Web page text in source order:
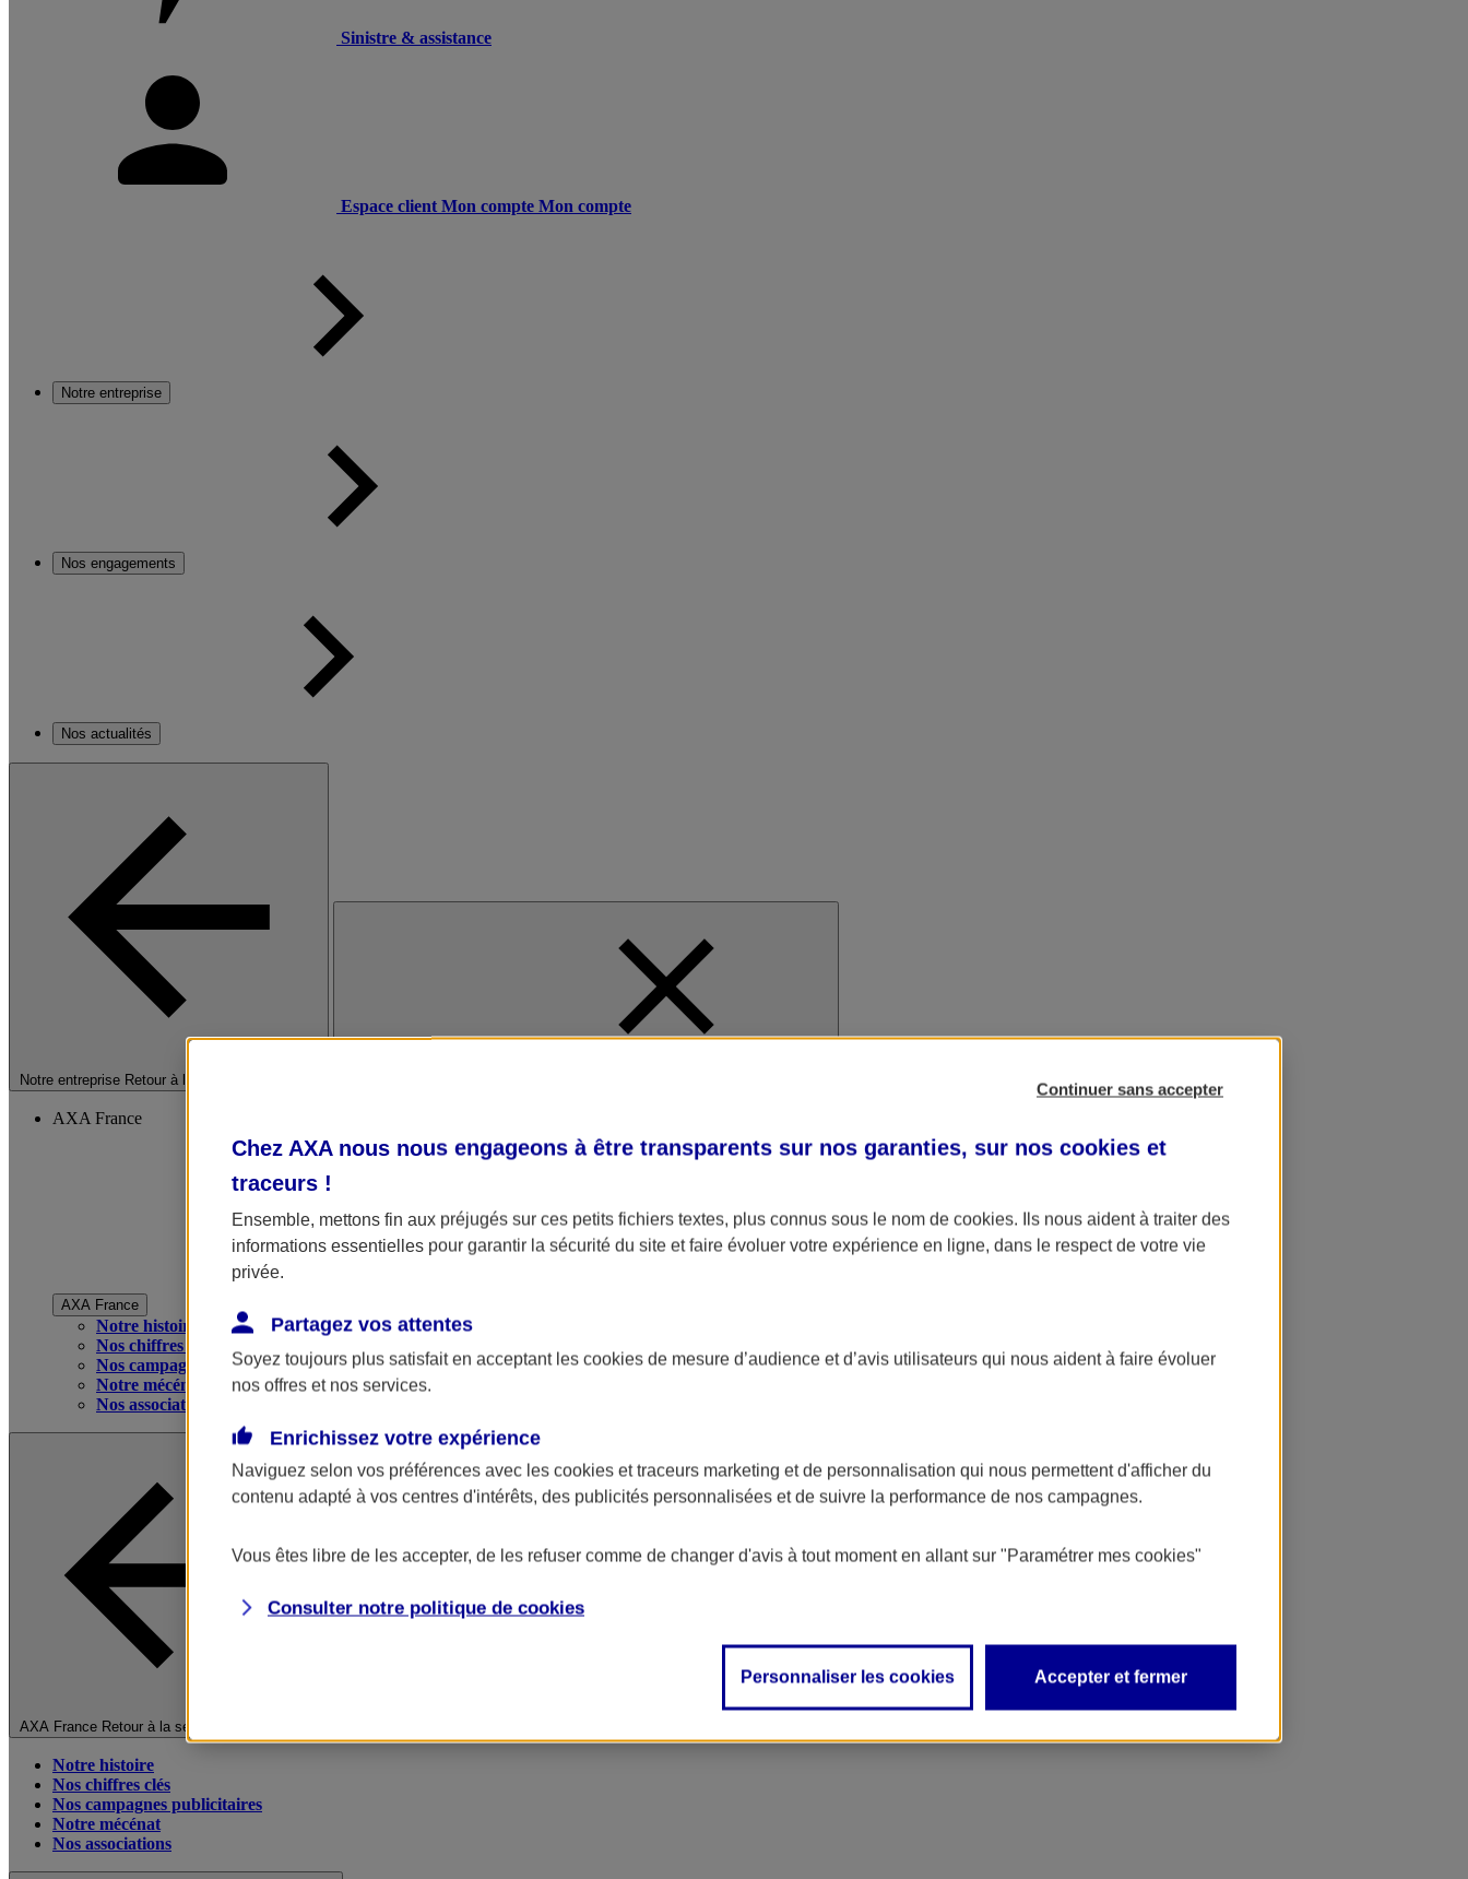
Sinistre & assistance
Espace client Mon compte Mon compte
Notre entreprise
Nos engagements
Nos actualités
Notre entreprise Retour à la section précédente
AXA France
AXA France
Notre histoire
Nos chiffres clés
Nos campagnes publicitaires
Notre mécénat
Nos associations
AXA France Retour à la section précédente
Notre histoire
Nos chiffres clés
Nos campagnes publicitaires
Notre mécénat
Nos associations
Continuer sans accepter
Chez AXA nous nous engageons à être transparents sur nos garanties, sur nos cookies et
traceurs !
Ensemble, mettons fin aux préjugés sur ces petits fichiers textes, plus connus sous le nom de cookies. Ils nous aident à traiter des
informations essentielles pour garantir la sécurité du site et faire évoluer votre expérience en ligne, dans le respect de votre vie
privée.
Partagez vos attentes
Soyez toujours plus satisfait en acceptant les cookies de mesure d’audience et d’avis utilisateurs qui nous aident à faire évoluer
nos offres et nos services.
Enrichissez votre expérience
Naviguez selon vos préférences avec les cookies et traceurs marketing et de personnalisation qui nous permettent d'afficher du
contenu adapté à vos centres d'intérêts, des publicités personnalisées et de suivre la performance de nos campagnes.
Vous êtes libre de les accepter, de les refuser comme de changer d'avis à tout moment en allant sur "Paramétrer mes cookies"
Consulter notre politique de cookies
Personnaliser les cookies Accepter et fermer